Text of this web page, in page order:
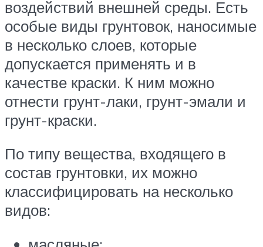
воздействий внешней среды. Есть
особые виды грунтовок, наносимые
в несколько слоев, которые
допускается применять и в
качестве краски. К ним можно
отнести грунт-лаки, грунт-эмали и
грунт-краски.
По типу вещества, входящего в
состав грунтовки, их можно
классифицировать на несколько
видов: